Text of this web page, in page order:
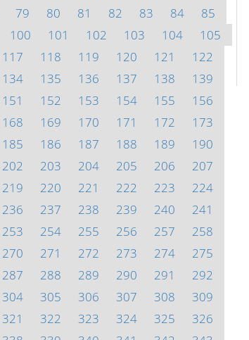
79 80 81 82 83 84
85
100 101 102 103 104
105
117 118 119 120 121
122
134 135 136 137 138
139
151 152 153 154 155
156
168 169 170 171 172
173
185 186 187 188 189
190
202 203 204 205 206
207
219 220 221 222 223
224
236 237 238 239 240
241
253 254 255 256 257
258
270 271 272 273 274
275
287 288 289 290 291
292
304 305 306 307 308
309
321 322 323 324 325
326